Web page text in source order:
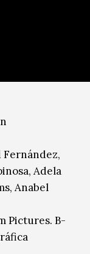
Fernández,
Adela
Anabel
Pictures. B-